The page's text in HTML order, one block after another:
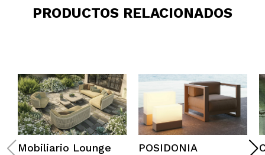
PRODUCTOS RELACIONADOS
Mobiliario Lounge
POSIDONIA